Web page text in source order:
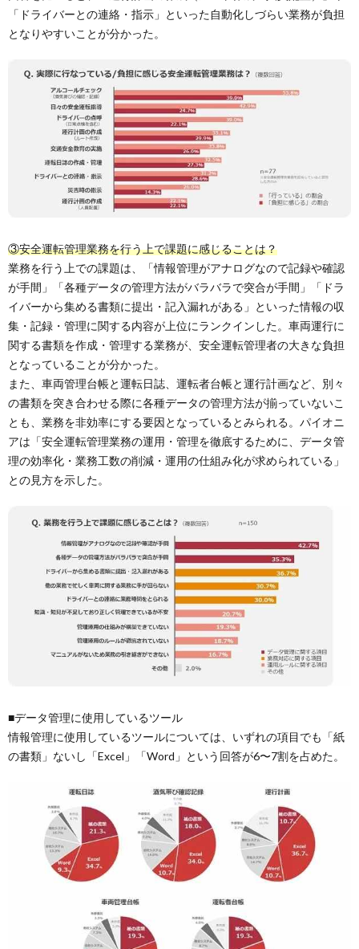
「ドライバーとの連絡・指示」といった自動化しづらい業務が負担
となりやすいことが分かった。
③安全運転管理業務を行う上で課題に感じることは？
業務を行う上での課題は、「情報管理がアナログなので記録や確認
が手間」「各種データの管理方法がバラバラで突合が手間」「ドラ
イバーから集める書類に提出・記入漏れがある」といった情報の収
集・記録・管理に関する内容が上位にランクインした。車両運行に
関する書類を作成・管理する業務が、安全運転管理者の大きな負担
となっていることが分かった。
また、車両管理台帳と運転日誌、運転者台帳と運行計画など、別々
の書類を突き合わせる際に各種データの管理方法が揃っていないこ
とも、業務を非効率にする要因となっているとみられる。パイオニ
アは「安全運転管理業務の運用・管理を徹底するために、データ管
理の効率化・業務工数の削減・運用の仕組み化が求められている」
との見方を示した。
■データ管理に使用しているツール
情報管理に使用しているツールについては、いずれの項目でも「紙
の書類」ないし「Excel」「Word」という回答が6〜7割を占めた。